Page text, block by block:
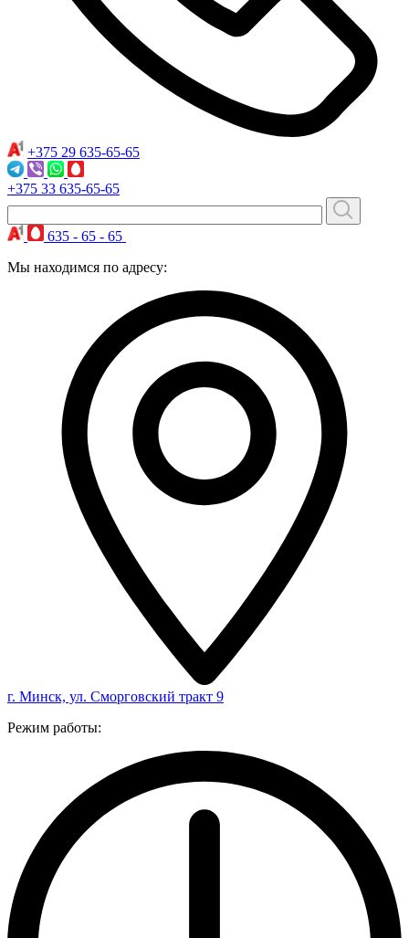
+375 29 635-65-65
+375 33 635-65-65
635 - 65 - 65
Мы находимся по адресу:
г. Минск, ул. Сморговский тракт 9
Режим работы: